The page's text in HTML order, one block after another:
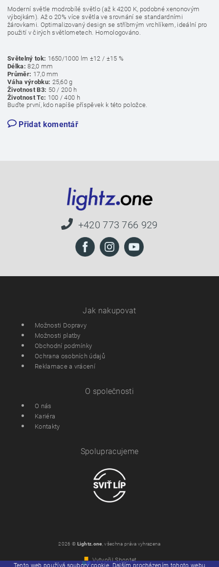
Moderní světle modrobílé světlo (až k 4200 K, podobné xenonovým
výbojkám). Až o 20% více světla ve srovnání se standardními
žárovkami. Optimalizovaný design se stříbrným vrchlíkem, ideální pro
použití v čirých světlometech. Homologováno.
Světelný tok: 1650/1000 lm ±12 / ±15 %
Délka: 82,0 mm
Průměr: 17,0 mm
Váha výrobku: 25,60 g
Životnost B3: 50 / 200 h
Životnost Tc: 100 / 400 h
Buďte první, kdo napíše příspěvek k této položce.
Přidat komentář
+420 773 766 929
Jak nakupovat
Možnosti Dopravy
Možnosti platby
Obchodní podmínky
Ochrana osobních údajů
Reklamace a vrácení
O společnosti
O nás
Kariéra
Kontakty
Spolupracujeme
2026 © Lightz.one , všechna práva vyhrazena
Vytvořil Shoptet
Tento web používá soubory cookie. Dalším procházením tohoto webu